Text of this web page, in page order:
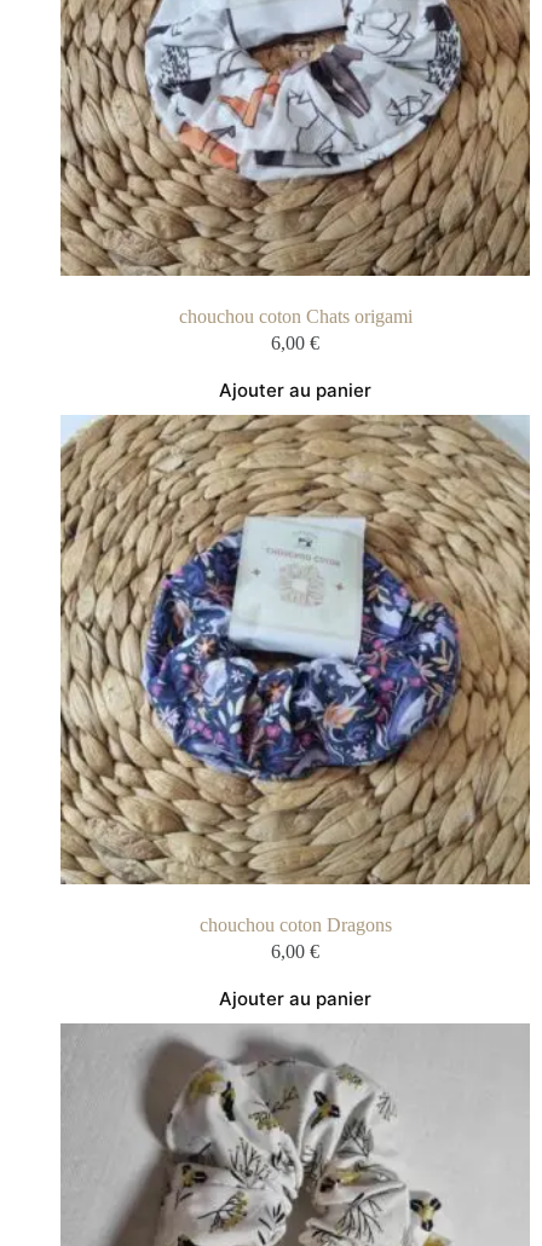
chouchou coton Chats origami
6,00 €
Ajouter au panier
chouchou coton Dragons
6,00 €
Ajouter au panier